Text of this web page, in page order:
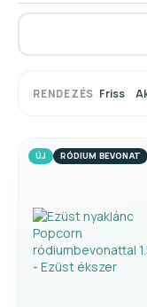
RENDEZÉS Friss
ÚJ RÓDIUM BEVONAT